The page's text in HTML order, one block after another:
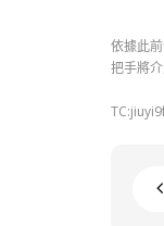
依據此
把手將